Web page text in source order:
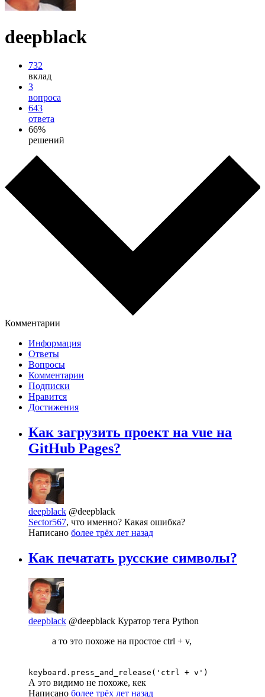
deepblack
732
вклад
3
вопроса
643
ответа
66%
решений
Комментарии
Информация
Ответы
Вопросы
Комментарии
Подписки
Нравится
Достижения
Как загрузить проект на vue на
GitHub Pages?
deepblack @deepblack
Sector567, что именно? Какая ошибка?
Написано более трёх лет назад
Как печатать русские символы?
deepblack @deepblack Куратор тега Python
а то это похоже на простое ctrl + v,
keyboard.press_and_release('ctrl + v')
А это видимо не похоже, кек
Написано более трёх лет назад